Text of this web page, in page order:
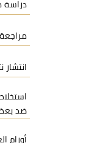
دراسة
ضد بعض
أورام